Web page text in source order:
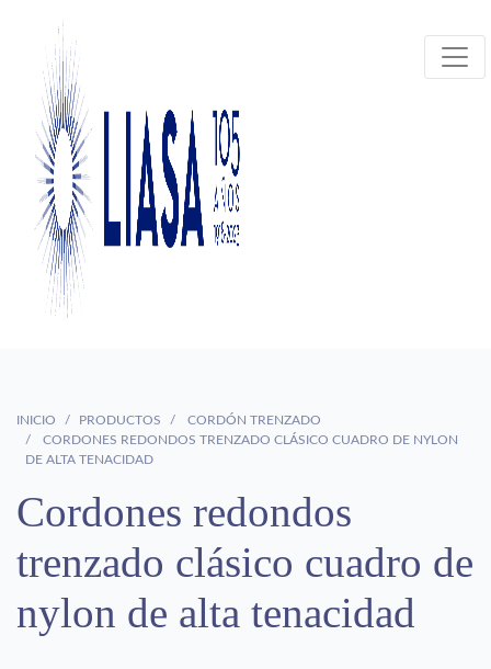
INICIO PRODUCTOS
CORDÓN TRENZADO
CORDONES REDONDOS TRENZADO CLÁSICO CUADRO DE NYLON
DE ALTA TENACIDAD
Cordones redondos
trenzado clásico cuadro de
nylon de alta tenacidad